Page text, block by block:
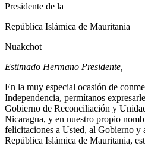
Presidente de la
República Islámica de Mauritania
Nuakchot
Estimado Hermano Presidente,
En la muy especial ocasión de
Independencia, permítanos
Gobierno de Reconciliación y
Nicaragua, y en nuestro propio
felicitaciones a Usted, al Gobierno y
República Islámica de Mauritania,